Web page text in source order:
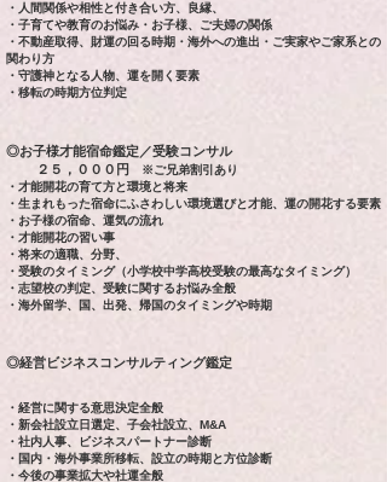
・人間関係や相性と付き合い方、良縁、
・子育てや教育のお悩み・お子様、ご夫婦の関係
・不動産取得、財運の回る時期・海外への進出・ご実家やご家系との
関わり方
・守護神となる人物、運を開く要素
・ 移転の時期方位判定
◎お子様才能宿命鑑定／受験コンサル
２５，０００円
※ご兄弟割引あり
・才能開花の育て方と環境と将来
・生まれもった宿命にふさわしい環境選びと才能、運の開花する要素
・お子様の宿命、運気の流れ
・才能開花の習い事
・将来の適職、分野、
・受験のタイミング（小学校中学高校受験の最高なタイミング）
・志望校の判定、受験に関するお悩み全般
・海外留学、国、出発、帰国のタイミングや時期
◎経営ビジネスコンサルティング鑑定
・経営に関する意思決定全般
・新会社設立日選定、子会社設立、M&A
・社内人事、ビジネスパートナー診断
・国内・海外事業所移転、設立の時期と方位診断
・今後の事業拡大や社運全般